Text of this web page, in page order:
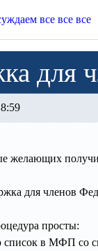
все все все
для
желающих
для членов
просты:
список в МФП со